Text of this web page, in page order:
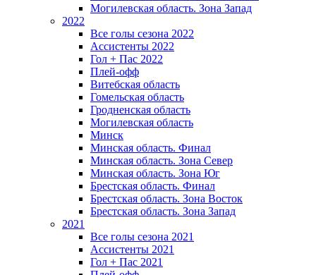
Могилевская область. Зона Запад
2022
Все голы сезона 2022
Ассистенты 2022
Гол + Пас 2022
Плей-офф
Витебская область
Гомельская область
Гродненская область
Могилевская область
Минск
Mинская область. Финал
Минская область. Зона Север
Минская область. Зона Юг
Брестская область. Финал
Брестская область. Зона Восток
Брестская область. Зона Запад
2021
Все голы сезона 2021
Ассистенты 2021
Гол + Пас 2021